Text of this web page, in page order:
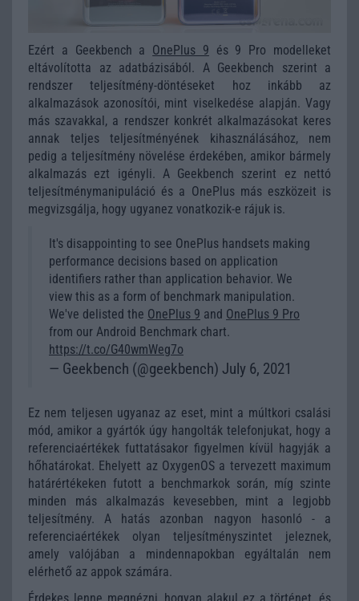
Ezért a Geekbench a OnePlus 9 és 9 Pro modelleket
eltávolította az adatbázisából. A Geekbench szerint a
rendszer teljesítmény-döntéseket hoz inkább az
alkalmazások azonosítói, mint viselkedése alapján. Vagy
más szavakkal, a rendszer konkrét alkalmazásokat keres
annak teljes teljesítményének kihasználásához, nem
pedig a teljesítmény növelése érdekében, amikor bármely
alkalmazás ezt igényli. A Geekbench szerint ez nettó
teljesítménymanipuláció és a OnePlus más eszközeit is
megvizsgálja, hogy ugyanez vonatkozik-e rájuk is.
It's disappointing to see OnePlus handsets making
performance decisions based on application
identifiers rather than application behavior. We
view this as a form of benchmark manipulation.
We've delisted the OnePlus 9 and OnePlus 9 Pro
from our Android Benchmark chart.
https://t.co/G40wmWeg7o
— Geekbench (@geekbench) July 6, 2021
Ez nem teljesen ugyanaz az eset, mint a múltkori csalási
mód, amikor a gyártók úgy hangolták telefonjukat, hogy a
referenciaértékek futtatásakor figyelmen kívül hagyják a
hőhatárokat. Ehelyett az OxygenOS a tervezett maximum
határértékeken futott a benchmarkok során, míg szinte
minden más alkalmazás kevesebben, mint a legjobb
teljesítmény. A hatás azonban nagyon hasonló - a
referenciaértékek olyan teljesítményszintet jeleznek,
amely valójában a mindennapokban egyáltalán nem
elérhető az appok számára.
Érdekes lenne megnézni, hogyan alakul ez a történet, és